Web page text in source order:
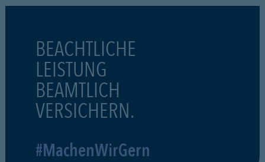
BEACHTLICHE
LEISTUNG
BEAMTLICH
VERSICHERN.
#MachenWirGern